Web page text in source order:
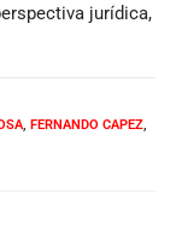
jurídica,
, FERNANDO CAPEZ,